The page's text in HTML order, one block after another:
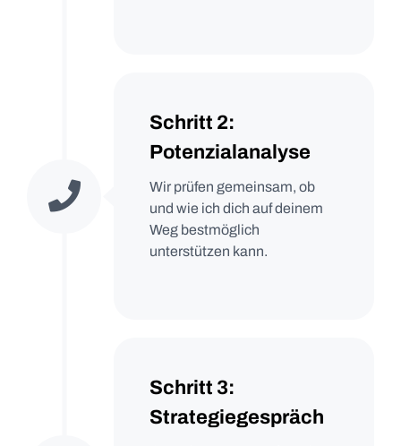
Schritt 2:
Potenzialanalyse
Wir prüfen gemeinsam, ob
und wie ich dich auf deinem
Weg bestmöglich
unterstützen kann.
Schritt 3:
Strategiegespräch